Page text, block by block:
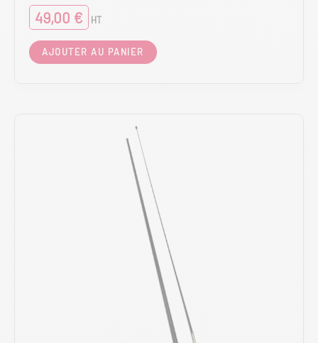
49,00 € HT
AJOUTER AU PANIER